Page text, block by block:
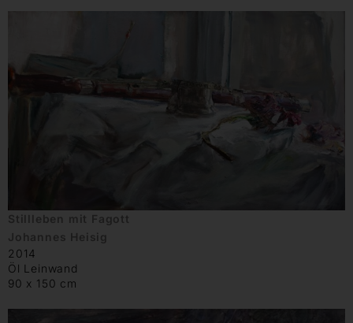
Stillleben mit Fagott
Johannes Heisig
2014
Öl Leinwand
90 x 150 cm